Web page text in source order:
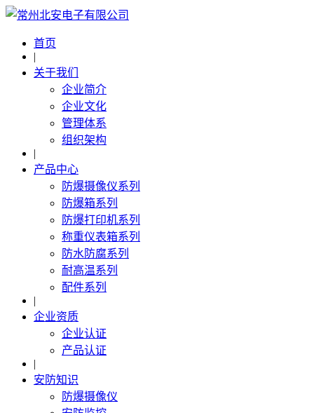
首页
|
关于我们
企业简介
企业文化
管理体系
组织架构
|
产品中心
防爆摄像仪系列
防爆箱系列
防爆打印机系列
称重仪表箱系列
防水防腐系列
耐高温系列
配件系列
|
企业资质
企业认证
产品认证
|
安防知识
防爆摄像仪